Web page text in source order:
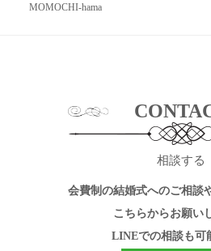
MOMOCHI-hama
相談する
会費制の結婚式へのご相談
こちらからお願い
LINEでの相談も可